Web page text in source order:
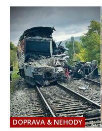
DOPRAVA & NEHODY